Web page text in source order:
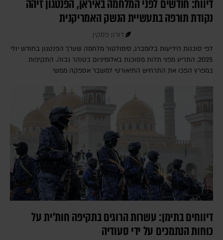
דיווח: חודשים לפני המלחמה באיראן, הפנטגון זיהה
נקודת תורפה בתעשיית הנשק האמריקנית
דורון פסקין
לפי סוכנות הידיעות בלומברג, סימולטור מלחמה שערך הפנטגון בחודש יולי
2025, התריע מפני תלות מסוכנת באלומיניום בטוהר גבוה. התקיפות
במפרץ הפכו את התרחיש התיאורטי למשבר אספקה ממשי
דיווחים בתימן: עשרות הרוגים בתקיפה חות'ית על
כוחות הנתמכים על ידי סעודיה